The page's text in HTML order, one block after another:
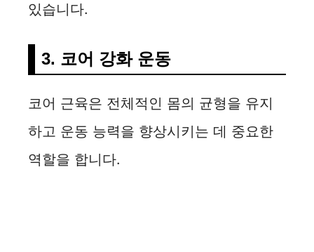
있습니다.
3. 코어 강화 운동
코어 근육은 전체적인 몸의 균형을 유지
하고 운동 능력을 향상시키는 데 중요한
역할을 합니다.